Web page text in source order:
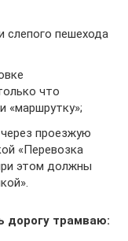
слепого пешехода
что
«маршрутку»;
проезжую
«Перевозка
этом должны
дорогу трамваю: